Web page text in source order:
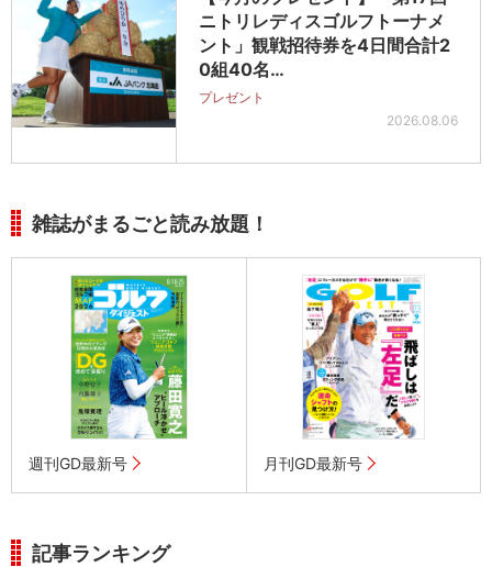
ニトリレディスゴルフトーナメ
ント」観戦招待券を4日間合計2
0組40名…
プレゼント
2026.08.06
雑誌がまるごと読み放題！
週刊GD最新号 月刊GD最新号
記事ランキング